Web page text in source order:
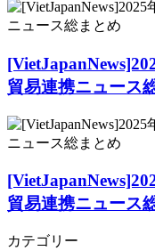
貿易連携ニュース
貿易連携ニュース
カテゴリー